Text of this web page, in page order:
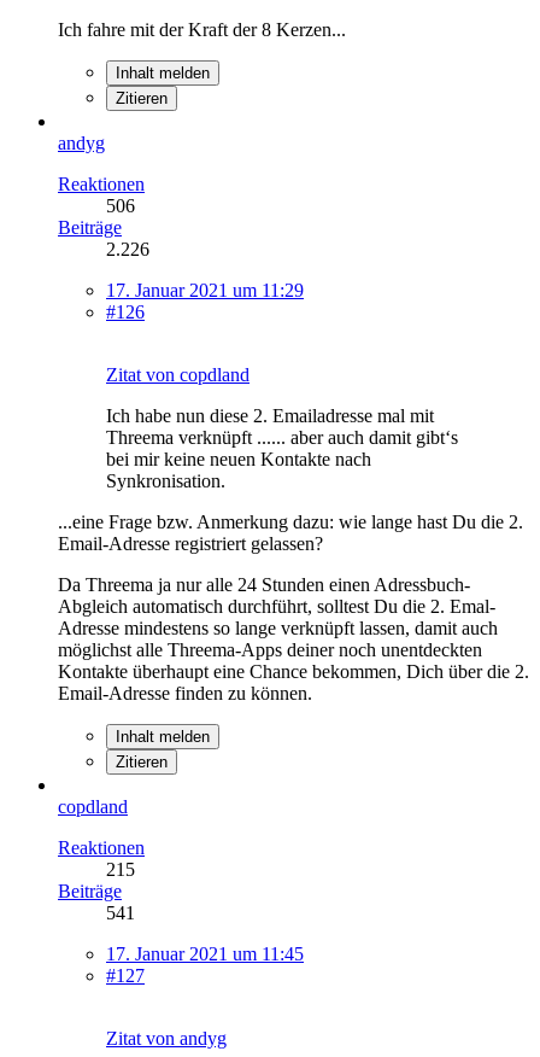
Ich fahre mit der Kraft der 8 Kerzen...
Inhalt melden
Zitieren
andyg
Reaktionen
506
Beiträge
2.226
17. Januar 2021 um 11:29
#126
Zitat von copdland
Ich habe nun diese 2. Emailadresse mal mit
Threema verknüpft ...... aber auch damit gibt‘s
bei mir keine neuen Kontakte nach
Synkronisation.
...eine Frage bzw. Anmerkung dazu: wie lange hast Du die 2.
Email-Adresse registriert gelassen?
Da Threema ja nur alle 24 Stunden einen Adressbuch-
Abgleich automatisch durchführt, solltest Du die 2. Emal-
Adresse mindestens so lange verknüpft lassen, damit auch
möglichst alle Threema-Apps deiner noch unentdeckten
Kontakte überhaupt eine Chance bekommen, Dich über die 2.
Email-Adresse finden zu können.
Inhalt melden
Zitieren
copdland
Reaktionen
215
Beiträge
541
17. Januar 2021 um 11:45
#127
Zitat von andyg